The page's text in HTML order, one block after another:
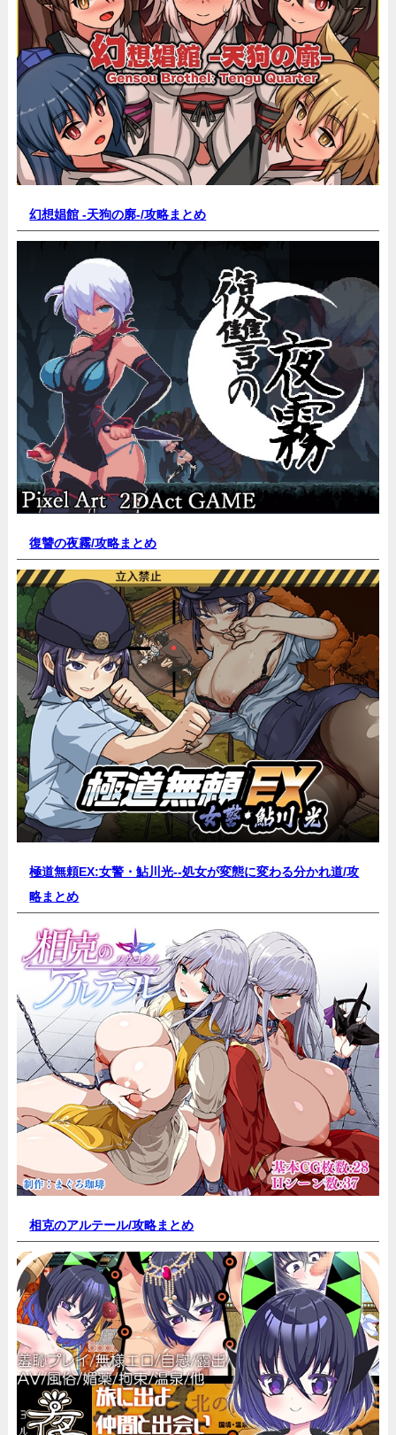
幻想娼館 -天狗の廓-/攻略まとめ
復讐の夜霧/攻略まとめ
極道無頼EX:女警・鮎川光--処女が変態に変わる分かれ道/攻
略まとめ
相克のアルテール/攻略まとめ